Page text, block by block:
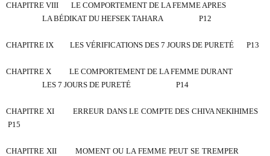
CHAPITRE VIII
LE COMPORTEMENT DE LA FEMME APRES
LA BÉDIKAT DU HEFSEK TAHARA
P12
CHAPITRE IX LES VÉRIFICATIONS DES 7 JOURS DE PURETÉ P13
CHAPITRE X
LE COMPORTEMENT DE LA FEMME DURANT
LES 7 JOURS DE PURETÉ
P14
CHAPITRE XI
ERREUR DANS LE COMPTE DES CHIVA NEKIHIMES
P15
CHAPITRE XII
MOMENT OU LA FEMME PEUT SE TREMPER